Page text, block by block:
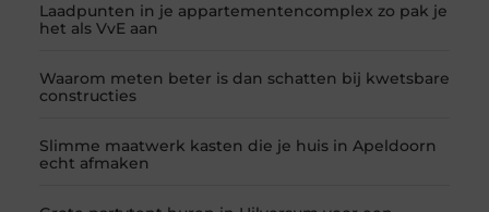
Laadpunten in je appartementencomplex zo pak je
het als VvE aan
Waarom meten beter is dan schatten bij kwetsbare
constructies
Slimme maatwerk kasten die je huis in Apeldoorn
echt afmaken